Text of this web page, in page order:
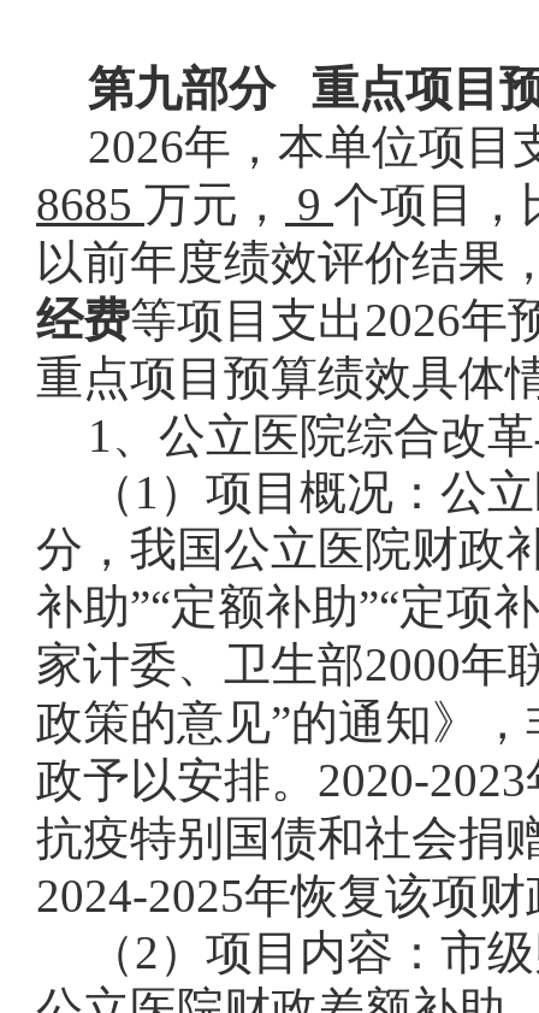
第九部分
重点项目
2026年，本单位项目
8685 万元， 9 个项目，
以前年度绩效评价结果
经费等项目支出2026年
重点项目预算绩效具体
1、公立医院综合改
（ 1 ）项目概况：公
分， 我国公立医院财政
补助”“定额补助”“定项
家计委、卫生部2000年
政策的意见”的通知》
政予以安排。 2020-2023
抗疫特别国债和社会捐
2024-2025年恢复该项
（2）项目内容：市